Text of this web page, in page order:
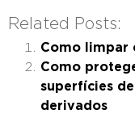
Related Posts:
Como limpar
Como
superfícies
derivados